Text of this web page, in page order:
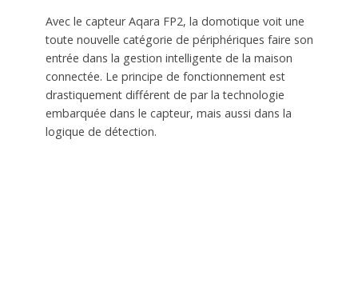
Avec le capteur Aqara FP2, la domotique voit une
toute nouvelle catégorie de périphériques faire son
entrée dans la gestion intelligente de la maison
connectée. Le principe de fonctionnement est
drastiquement différent de par la technologie
embarquée dans le capteur, mais aussi dans la
logique de détection.